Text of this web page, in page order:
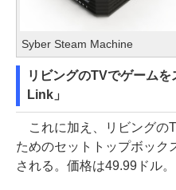
Syber Steam Machine
リビングのTVでゲーム
Link」
これに加え、リビングの
ためのセットトップボック
される。価格は49.99ドル。